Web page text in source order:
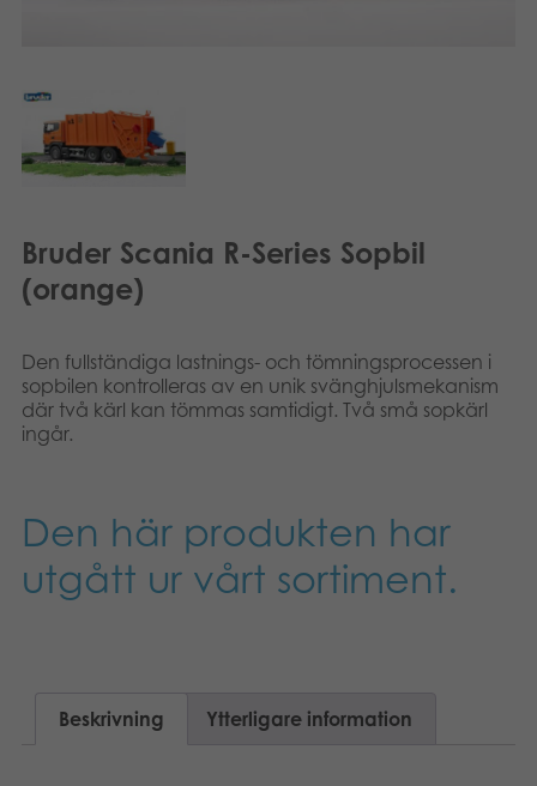
Applikationer
Bruder Scania R-Series Sopbil
(orange)
Den fullständiga lastnings- och tömningsprocessen i
sopbilen kontrolleras av en unik svänghjulsmekanism
där två kärl kan tömmas samtidigt. Två små sopkärl
ingår.
Den här produkten har
utgått ur vårt sortiment.
Beskrivning Ytterligare information